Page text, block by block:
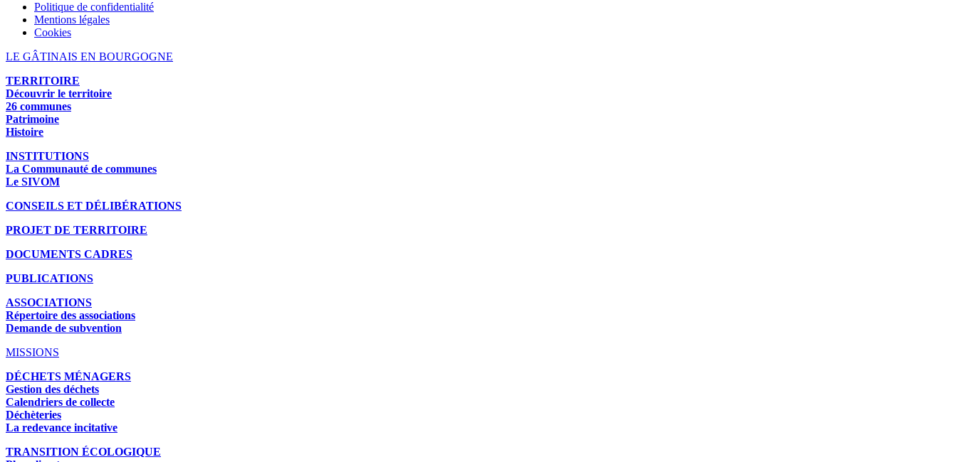
Politique de confidentialité
Mentions légales
Cookies
LE GÂTINAIS EN BOURGOGNE
TERRITOIRE
Découvrir le territoire
26 communes
Patrimoine
Histoire
INSTITUTIONS
La Communauté de communes
Le SIVOM
CONSEILS ET DÉLIBÉRATIONS
PROJET DE TERRITOIRE
DOCUMENTS CADRES
PUBLICATIONS
ASSOCIATIONS
Répertoire des associations
Demande de subvention
MISSIONS
DÉCHETS MÉNAGERS
Gestion des déchets
Calendriers de collecte
Déchèteries
La redevance incitative
TRANSITION ÉCOLOGIQUE